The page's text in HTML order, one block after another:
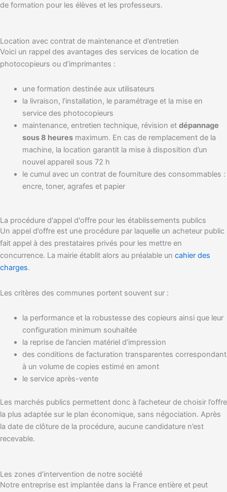
de formation pour les élèves et les professeurs.
Location avec contrat de maintenance et d’entretien
Voici un rappel des avantages des services de location de
photocopieurs ou d’imprimantes :
une formation destinée aux utilisateurs
la livraison, l’installation, le paramétrage et la mise en
service des photocopieurs
maintenance, entretien technique, révision et dépannage
sous 8 heuresmaximum. En cas de remplacement de la
machine, la location garantit la mise à disposition d’un
nouvel appareil sous 72 h
le cumul avec un contrat de fourniture des consommables :
encre, toner, agrafes et papier
La procédure d'appel d'offre pour les établissements publics
Un appel d’offre est une procédure par laquelle un acheteur public
fait appel à des prestataires privés pour les mettre en
concurrence. La mairie établit alors au préalable un cahier des
charges.
Les critères des communes portent souvent sur :
la performance et la robustesse des copieurs ainsi que leur
configuration minimum souhaitée
la reprise de l’ancien matériel d’impression
des conditions de facturation transparentes correspondant
à un volume de copies estimé en amont
le service après-vente
Les marchés publics permettent donc à l’acheteur de choisir l’offre
la plus adaptée sur le plan économique, sans négociation. Après
la date de clôture de la procédure, aucune candidature n’est
recevable.
Les zones d’intervention de notre société
Notre entreprise est implantée dans la France entière et peut